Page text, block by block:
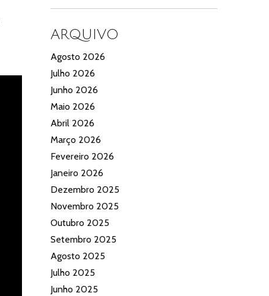
ARQUIVO
Agosto 2026
Julho 2026
Junho 2026
Maio 2026
Abril 2026
Março 2026
Fevereiro 2026
Janeiro 2026
Dezembro 2025
Novembro 2025
Outubro 2025
Setembro 2025
Agosto 2025
Julho 2025
Junho 2025